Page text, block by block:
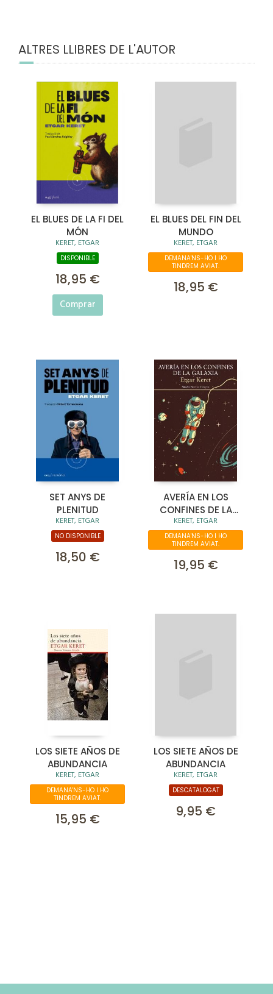
ALTRES LLIBRES DE L'AUTOR
EL BLUES DE LA FI DEL
MÓN
KERET, ETGAR
DISPONIBLE
18,95 €
Comprar
EL BLUES DEL FIN DEL
MUNDO
KERET, ETGAR
DEMANA'NS-HO I HO
TINDREM AVIAT.
18,95 €
SET ANYS DE
PLENITUD
KERET, ETGAR
NO DISPONIBLE
18,50 €
AVERÍA EN LOS
CONFINES DE LA
GALAXIA
KERET, ETGAR
DEMANA'NS-HO I HO
TINDREM AVIAT.
19,95 €
LOS SIETE AÑOS DE
ABUNDANCIA
KERET, ETGAR
DEMANA'NS-HO I HO
TINDREM AVIAT.
15,95 €
LOS SIETE AÑOS DE
ABUNDANCIA
KERET, ETGAR
DESCATALOGAT
9,95 €